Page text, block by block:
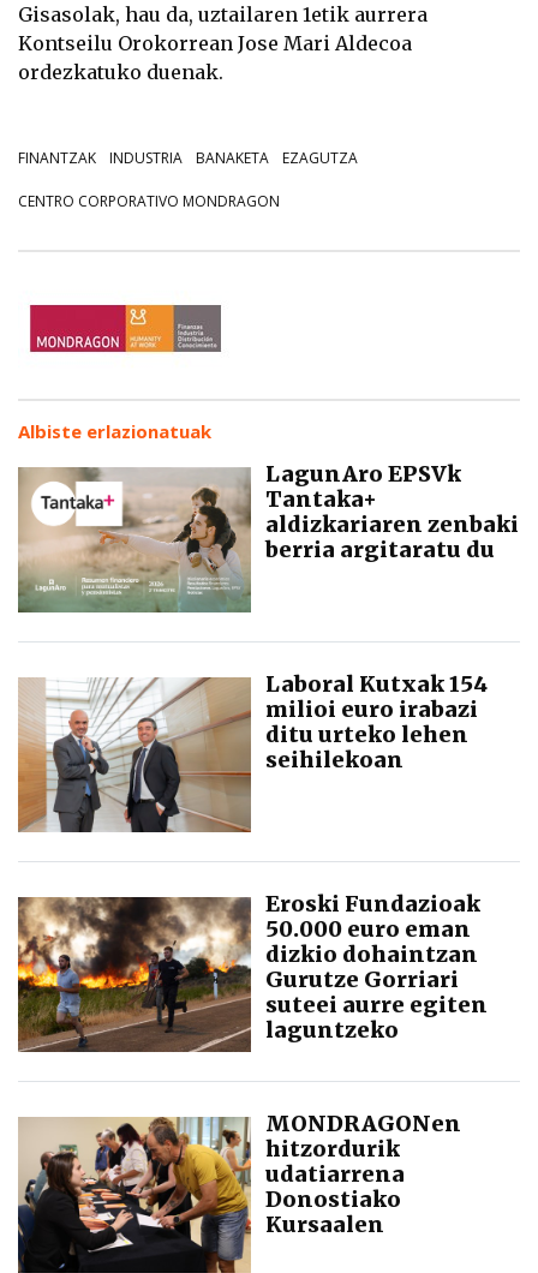
Gisasolak, hau da, uztailaren 1etik aurrera
Kontseilu Orokorrean Jose Mari Aldecoa
ordezkatuko duenak.
FINANTZAK INDUSTRIA BANAKETA EZAGUTZA
CENTRO CORPORATIVO MONDRAGON
Albiste erlazionatuak
LagunAro EPSVk
Tantaka+
aldizkariaren zenbaki
berria argitaratu du
Laboral Kutxak 154
milioi euro irabazi
ditu urteko lehen
seihilekoan
Eroski Fundazioak
50.000 euro eman
dizkio dohaintzan
Gurutze Gorriari
suteei aurre egiten
laguntzeko
MONDRAGONen
hitzordurik
udatiarrena
Donostiako
Kursaalen